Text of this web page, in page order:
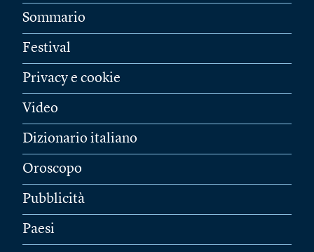
Sommario
Festival
Privacy e cookie
Video
Dizionario italiano
Oroscopo
Pubblicità
Paesi